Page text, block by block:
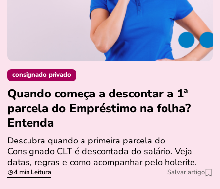
consignado privado
Quando começa a descontar a 1ª
parcela do Empréstimo na folha?
Entenda
Descubra quando a primeira parcela do
Consignado CLT é descontada do salário. Veja
datas, regras e como acompanhar pelo holerite.
4 min Leitura Salvar artigo